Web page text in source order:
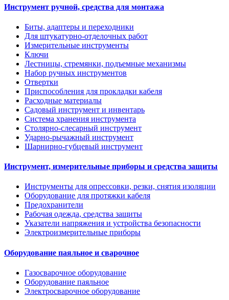
Инструмент ручной, средства для монтажа
Биты, адаптеры и переходники
Для штукатурно-отделочных работ
Измерительные инструменты
Ключи
Лестницы, стремянки, подъемные механизмы
Набор ручных инструментов
Отвертки
Приспособления для прокладки кабеля
Расходные материалы
Садовый инструмент и инвентарь
Система хранения инструмента
Столярно-слесарный инструмент
Ударно-рычажный инструмент
Шарнирно-губцевый инструмент
Инструмент, измерительные приборы и средства защиты
Инструменты для опрессовки, резки, снятия изоляции
Оборудование для протяжки кабеля
Предохранители
Рабочая одежда, средства защиты
Указатели напряжения и устройства безопасности
Электроизмерительные приборы
Оборудование паяльное и сварочное
Газосварочное оборудование
Оборудование паяльное
Электросварочное оборудование